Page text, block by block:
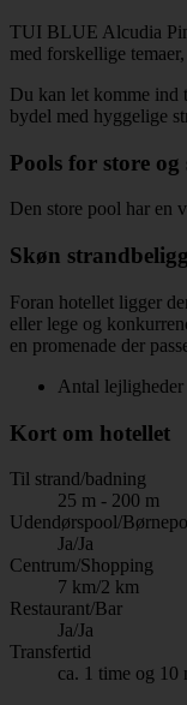
TUI BLUE Alcudia
med forskellige
Du kan let komme ind
bydel med hyggelige
Pools for store og
Den store pool har en
Skøn
Foran hotellet ligger
eller lege og
en promenade der
Antal lejligheder
Kort om hotellet
Til strand/badning
25 m - 200 m
Udendørspool/
Ja/Ja
Centrum/Shopping
7 km/2 km
Restaurant/Bar
Ja/Ja
Transfertid
ca. 1 time og 10